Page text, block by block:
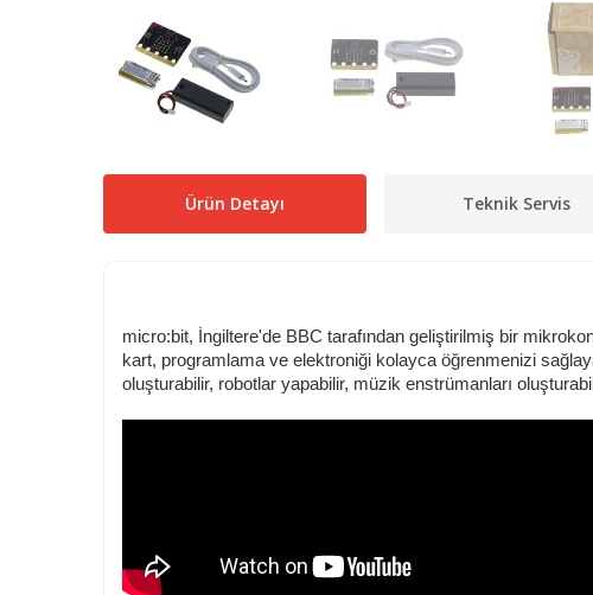
Ürün Detayı Teknik Servis
micro:bit, İngiltere'de BBC tarafından geliştirilmiş bir
kart, programlama ve elektroniği kolayca öğrenmenizi
oluşturabilir, robotlar yapabilir, müzik enstrümanları